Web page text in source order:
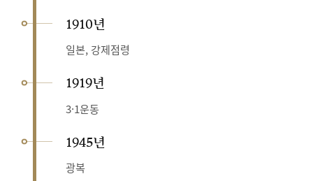
1910년
일본, 강제점령
1919년
3·1운동
1945년
광복